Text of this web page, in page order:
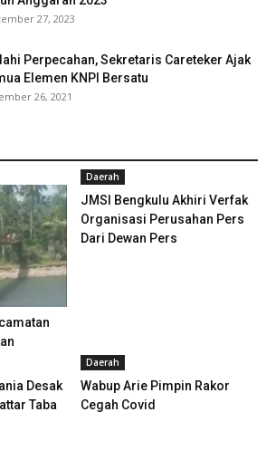
27, 2023
Perpecahan, Sekretaris Careteker Ajak
Elemen KNPI Bersatu
26, 2021
Daerah
JMSI Bengkulu Akhiri Verfak
Organisasi Perusahan Pers
Dari Dewan Pers
Desak
Taba
Daerah
Wabup Arie Pimpin Rakor
Cegah Covid